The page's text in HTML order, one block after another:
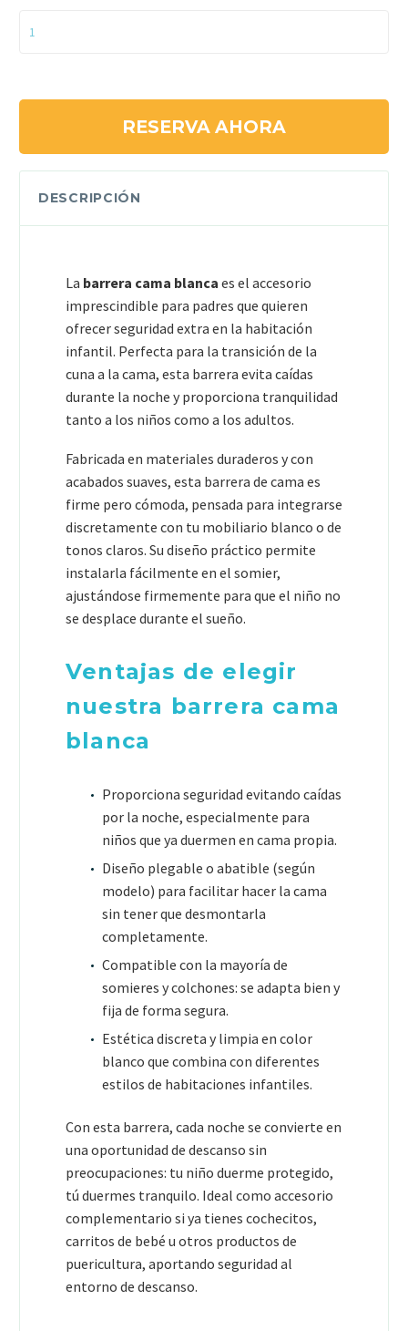
RESERVA AHORA
DESCRIPCIÓN
La barrera cama blanca es el accesorio
imprescindible para padres que quieren
ofrecer seguridad extra en la habitación
infantil. Perfecta para la transición de la
cuna a la cama, esta barrera evita caídas
durante la noche y proporciona tranquilidad
tanto a los niños como a los adultos.
Fabricada en materiales duraderos y con
acabados suaves, esta barrera de cama es
firme pero cómoda, pensada para integrarse
discretamente con tu mobiliario blanco o de
tonos claros. Su diseño práctico permite
instalarla fácilmente en el somier,
ajustándose firmemente para que el niño no
se desplace durante el sueño.
Ventajas de elegir
nuestra barrera cama
blanca
Proporciona seguridad evitando caídas
por la noche, especialmente para
niños que ya duermen en cama propia.
Diseño plegable o abatible (según
modelo) para facilitar hacer la cama
sin tener que desmontarla
completamente.
Compatible con la mayoría de
somieres y colchones: se adapta bien y
fija de forma segura.
Estética discreta y limpia en color
blanco que combina con diferentes
estilos de habitaciones infantiles.
Con esta barrera, cada noche se convierte en
una oportunidad de descanso sin
preocupaciones: tu niño duerme protegido,
tú duermes tranquilo. Ideal como accesorio
complementario si ya tienes cochecitos,
carritos de bebé u otros productos de
puericultura, aportando seguridad al
entorno de descanso.